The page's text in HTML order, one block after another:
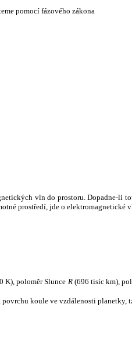
pomocí fázového zákona
vln do prostoru. Dopadne-li
prostředí, jde o elektromagnetické
K), poloměr Slunce R(696 tisíc km),
povrchu koule ve vzdálenosti planetky,